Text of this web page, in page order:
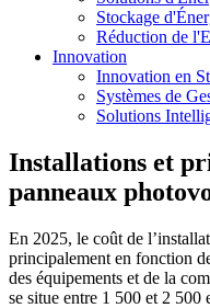
Stockage
Réduction de
Innovation
Innovation en
Systèmes de
Solutions
Installations et
panneaux
En 2025, le coût de
principalement en fonction
des équipements et de la
se situe entre 1 500 et 2 500